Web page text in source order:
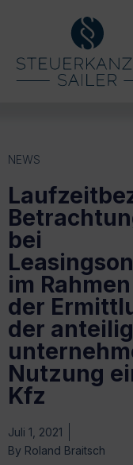
NEWS
bei
im Rahmen
der
der
Nutzung
Kfz
Juli 1, 2021
By Roland Braitsch